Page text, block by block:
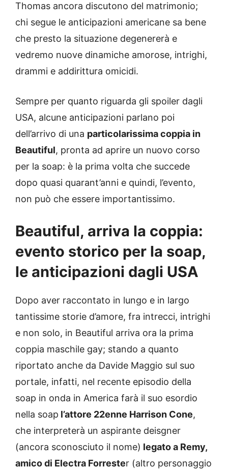
Thomas ancora discutono del matrimonio;
chi segue le anticipazioni americane sa bene
che presto la situazione degenererà e
vedremo nuove dinamiche amorose, intrighi,
drammi e addirittura omicidi.
Sempre per quanto riguarda gli spoiler dagli
USA, alcune anticipazioni parlano poi
dell’arrivo di una particolarissima coppia in
Beautiful, pronta ad aprire un nuovo corso
per la soap: è la prima volta che succede
dopo quasi quarant’anni e quindi, l’evento,
non può che essere importantissimo.
Beautiful, arriva la coppia:
evento storico per la soap,
le anticipazioni dagli USA
Dopo aver raccontato in lungo e in largo
tantissime storie d’amore, fra intrecci, intrighi
e non solo, in Beautiful arriva ora la prima
coppia maschile gay; stando a quanto
riportato anche da Davide Maggio sul suo
portale, infatti, nel recente episodio della
soap in onda in America farà il suo esordio
nella soap l’attore 22enne Harrison Cone,
che interpreterà un aspirante deisgner
(ancora sconosciuto il nome) legato a Remy,
amico di Electra Forrester (altro personaggio